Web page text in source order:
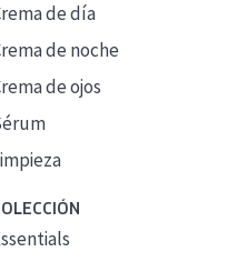
de día
de noche
de ojos